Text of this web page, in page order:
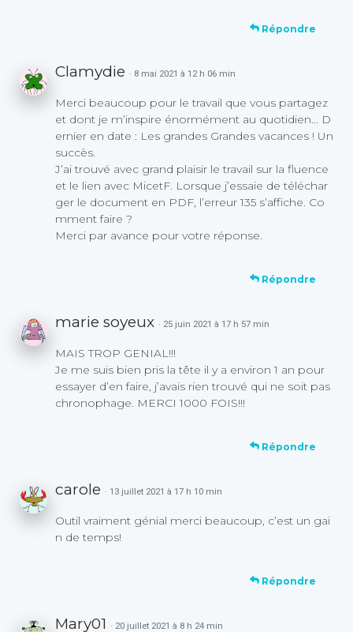
Répondre
Clamydie · 8 mai 2021 à 12 h 06 min
Merci beaucoup pour le travail que vous partagez
et dont je m’inspire énormément au quotidien… D
ernier en date : Les grandes Grandes vacances ! Un
succès.
J’ai trouvé avec grand plaisir le travail sur la fluence
et le lien avec MicetF. Lorsque j’essaie de téléchar
ger le document en PDF, l’erreur 135 s’affiche. Co
mment faire ?
Merci par avance pour votre réponse.
Répondre
marie soyeux · 25 juin 2021 à 17 h 57 min
MAIS TROP GENIAL!!!
Je me suis bien pris la tête il y a environ 1 an pour
essayer d’en faire, j’avais rien trouvé qui ne soit pas
chronophage. MERCI 1000 FOIS!!!
Répondre
carole · 13 juillet 2021 à 17 h 10 min
Outil vraiment génial merci beaucoup, c’est un gai
n de temps!
Répondre
Mary01 · 20 juillet 2021 à 8 h 24 min